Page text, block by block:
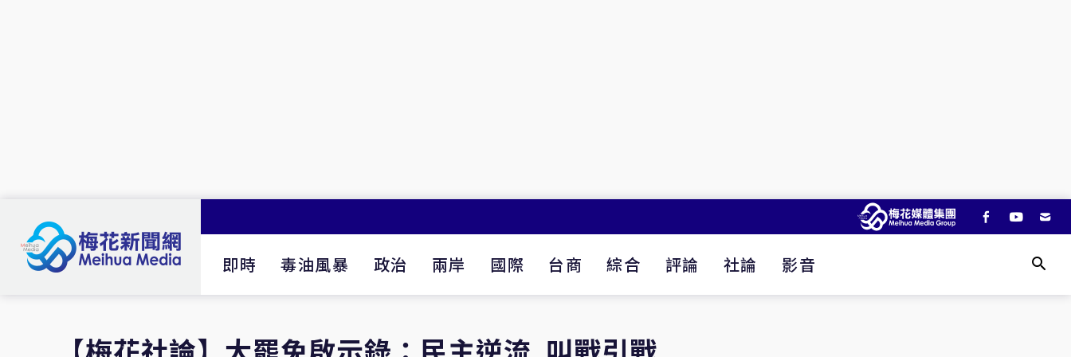
即時 毒油風暴 政治 兩岸 國際 台商 綜合 評論 社論 影音